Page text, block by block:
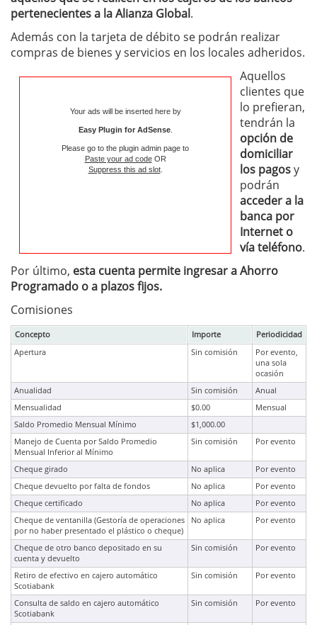
pertenecientes a la Alianza Global.
Además con la tarjeta de débito se podrán realizar
compras de bienes y servicios en los locales adheridos.
Your ads will be inserted here by
Easy Plugin for AdSense.
Please go to the plugin admin page to
Paste your ad codeOR
Suppress this ad slot.
Aquellos
clientes que
lo prefieran,
tendrán la
opción de
domiciliar
los pagosy
podrán
acceder a la
banca por
Internet o
vía teléfono.
Por último, esta cuenta permite ingresar a Ahorro
Programado o a plazos fijos.
Comisiones
Concepto Importe
Periodicidad
Apertura
Sin comisión
Por evento,
una sola
ocasión
Anualidad
Sin comisión
Anual
Mensualidad
$0.00
Mensual
Saldo Promedio Mensual Mínimo
$1,000.00
Manejo de Cuenta por Saldo Promedio
Mensual Inferior al Mínimo
Sin comisión Por evento
Cheque girado No aplica
Por evento
Cheque devuelto por falta de fondos
No aplica
Por evento
Cheque certificado
No aplica
Por evento
Cheque de ventanilla (Gestoría de operaciones
por no haber presentado el plástico o cheque)
No aplica Por evento
Cheque de otro banco depositado en su
cuenta y devuelto
Sin comisión Por evento
Retiro de efectivo en cajero automático
Scotiabank
Sin comisión Por evento
Consulta de saldo en cajero automático
Scotiabank
Sin comisión Por evento